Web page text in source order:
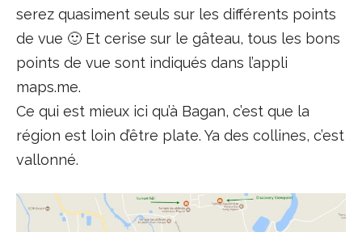
serez quasiment seuls sur les différents points
de vue 🙂 Et cerise sur le gâteau, tous les bons
points de vue sont indiqués dans l’appli
maps.me.
Ce qui est mieux ici qu’à Bagan, c’est que la
région est loin d’être plate. Ya des collines, c’est
vallonné.